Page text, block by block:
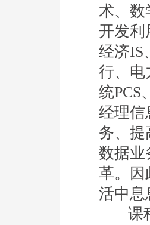
术、数
开发利
经济IS
行、电
统PCS
经理信
务、提
数据业
革。因
活中息
课程